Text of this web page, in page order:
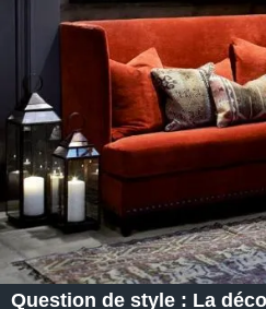
Question de style : La